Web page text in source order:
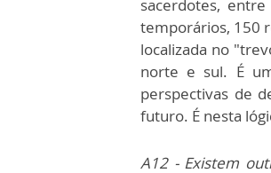
sacerdotes,
temporários, 150
localizada no
norte e sul. É
perspectivas de
futuro. É nesta
A12 - Existem